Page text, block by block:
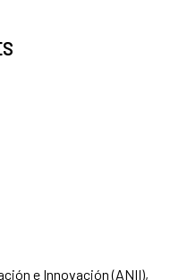
e Innovación (ANII),